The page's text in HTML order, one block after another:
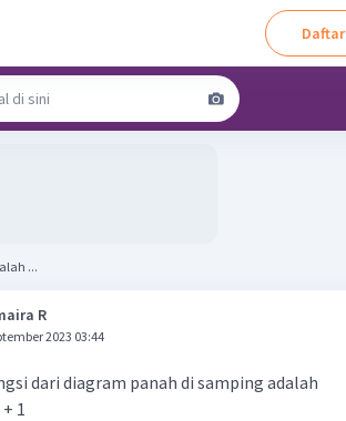
Daftar
...
R
2023 03:44
dari diagram panah di samping adalah
1